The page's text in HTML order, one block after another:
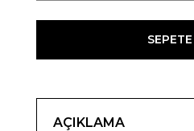
AÇIKLAMA